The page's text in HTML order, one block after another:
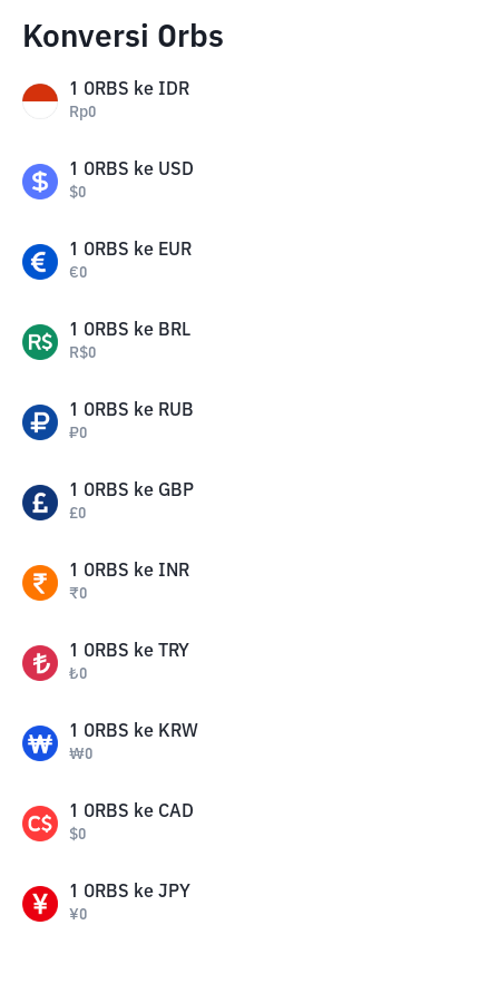
Konversi Orbs
1 ORBS ke IDR
Rp0
1 ORBS ke USD
$0
1 ORBS ke EUR
€0
1 ORBS ke BRL
R$0
1 ORBS ke RUB
₽0
1 ORBS ke GBP
£0
1 ORBS ke INR
₹0
1 ORBS ke TRY
₺0
1 ORBS ke KRW
₩0
1 ORBS ke CAD
$0
1 ORBS ke JPY
¥0